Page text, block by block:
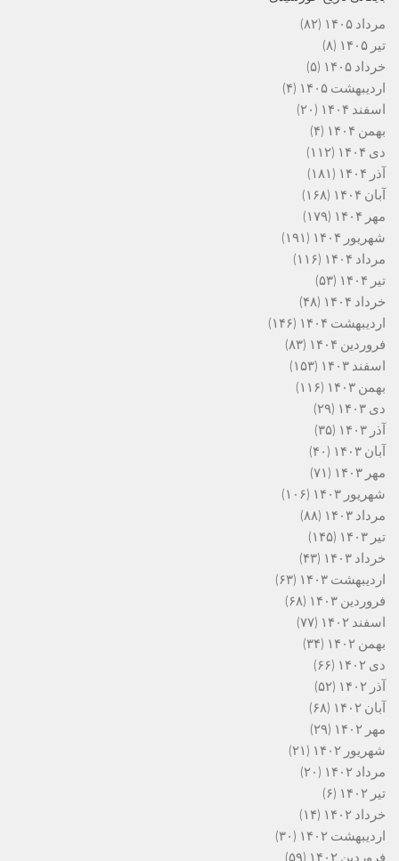
مرداد ۱۴۰۵
(۸۲)
تیر ۱۴۰۵
(۸)
خرداد ۱۴۰۵
(۵)
اردیبهشت ۱۴۰۵
(۴)
اسفند ۱۴۰۴
(۲۰)
بهمن ۱۴۰۴
(۴)
دی ۱۴۰۴
(۱۱۲)
آذر ۱۴۰۴
(۱۸۱)
آبان ۱۴۰۴
(۱۶۸)
مهر ۱۴۰۴
(۱۷۹)
شهریور ۱۴۰۴
(۱۹۱)
مرداد ۱۴۰۴
(۱۱۶)
تیر ۱۴۰۴
(۵۳)
خرداد ۱۴۰۴
(۴۸)
اردیبهشت ۱۴۰۴
(۱۴۶)
فروردین ۱۴۰۴
(۸۳)
اسفند ۱۴۰۳
(۱۵۳)
بهمن ۱۴۰۳
(۱۱۶)
دی ۱۴۰۳
(۲۹)
آذر ۱۴۰۳
(۳۵)
آبان ۱۴۰۳
(۴۰)
مهر ۱۴۰۳
(۷۱)
شهریور ۱۴۰۳
(۱۰۶)
مرداد ۱۴۰۳
(۸۸)
تیر ۱۴۰۳
(۱۴۵)
خرداد ۱۴۰۳
(۴۳)
اردیبهشت ۱۴۰۳
(۶۳)
فروردین ۱۴۰۳
(۶۸)
اسفند ۱۴۰۲
(۷۷)
بهمن ۱۴۰۲
(۳۴)
دی ۱۴۰۲
(۶۶)
آذر ۱۴۰۲
(۵۲)
آبان ۱۴۰۲
(۶۸)
مهر ۱۴۰۲
(۲۹)
شهریور ۱۴۰۲
(۲۱)
مرداد ۱۴۰۲
(۲۰)
تیر ۱۴۰۲
(۶)
خرداد ۱۴۰۲
(۱۴)
اردیبهشت ۱۴۰۲
(۳۰)
فروردین ۱۴۰۲
(۵۹)